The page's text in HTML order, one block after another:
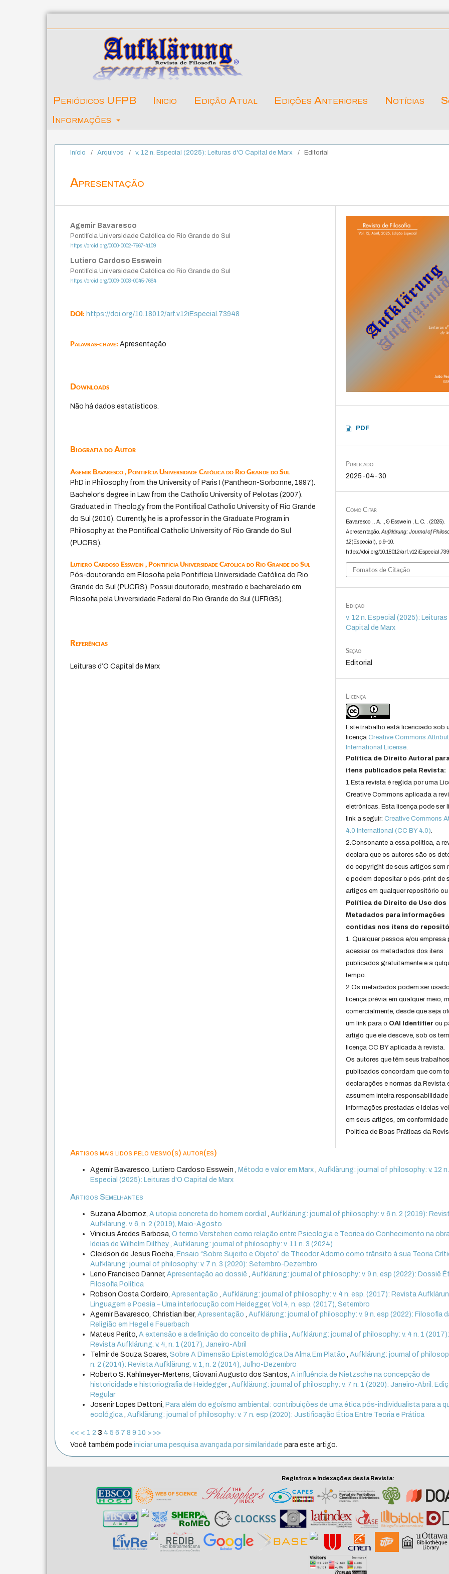
Periódicos UFPB Inicio Edição Atual Edições Anteriores Notícias
Informações
Início / Arquivos / v. 12 n. Especial (2025): Leituras d'O Capital de Marx / Editorial
Apresentação
Agemir Bavaresco
Pontifícia Universidade Católica do Rio Grande do Sul
https://orcid.org/0000-0002-7967-4109
Lutiero Cardoso Esswein
Pontifícia Universidade Católica do Rio Grande do Sul
https://orcid.org/0009-0008-0045-7664
DOI:https://doi.org/10.18012/arf.v12iEspecial.73948
Palavras-chave:Apresentação
Downloads
Não há dados estatísticos.
Biografia do Autor
Agemir Bavaresco ,Pontifícia Universidade Católica do Rio Grande do Sul
PhD in Philosophy from the University of Paris I (Pantheon-Sorbonne, 1997).
Bachelor's degree in Law from the Catholic University of Pelotas (2007).
Graduated in Theology from the Pontifical Catholic University of Rio Grande
do Sul (2010). Currently, he is a professor in the Graduate Program in
Philosophy at the Pontifical Catholic University of Rio Grande do Sul
(PUCRS).
Lutiero Cardoso Esswein ,Pontifícia Universidade Católica do Rio Grande do Sul
Pós-doutorando em Filosofia pela Pontifícia Universidade Católica do Rio
Grande do Sul (PUCRS). Possui doutorado, mestrado e bacharelado em
Filosofia pela Universidade Federal do Rio Grande do Sul (UFRGS).
Referências
Leituras d’O Capital de Marx
PDF
Publicado
2025-04-30
Como Citar
Bavaresco , . A. ., & Esswein , L. C. . (2025).
Apresentação.Aufklärung: Journal of
12(Especial), p.9–10.
https://doi.org/10.18012/
Fomatos de Citação
Edição
v. 12 n. Especial (2025): Leituras
Capital de Marx
Seção
Editorial
Licença
Este trabalho está licenciado sob
licençaCreative Commons
International License.
Política de Direito Autoral
itens publicados pela Revista:
1.Esta revista é regida por uma
Creative Commons aplicada a
eletrônicas. Esta licença pode ser
link a seguir:Creative Commons
4.0 International (CC BY 4.0).
2.Consonante a essa politica, a
declara que os autores são os
do copyright de seus artigos sem
e podem depositar o pós-print de
artigos em qualquer repositório ou
Política de Direito de Uso dos
Metadados para informações
contidas nos itens do
1. Qualquer pessoa e/ou empresa
acessar os metadados dos itens
publicados gratuitamente e a
tempo.
2.Os metadados podem ser
licença prévia em qualquer meio,
comercialmente, desde que seja
um link para o OAI Identifier ou
artigo que ele desceve, sob os
licença CC BY aplicada à revista.
Os autores que têm seus trabalhos
publicados concordam que com
declarações e normas da Revista
assumem inteira responsabilidade
informações prestadas e ideias
em seus artigos, em
Política de Boas Práticas da
Artigos mais lidos pelo mesmo(s) autor(es)
Agemir Bavaresco, Lutiero Cardoso Esswein , Método e valor em Marx,Aufklärung: journal of philosophy: v. 12 n.
Especial (2025): Leituras d'O Capital de Marx
Artigos Semelhantes
Suzana Albornoz,A utopia concreta do homem cordial,Aufklärung: journal of philosophy: v. 6 n. 2 (2019):
Aufklärung. v. 6, n. 2 (2019), Maio-Agosto
Vinicius Aredes Barbosa,O termo Verstehen como relação entre Psicologia e Teorica do Conhecimento na
Ideias de Wilhelm Dilthey,Aufklärung: journal of philosophy: v. 11 n. 3 (2024)
Cleidson de Jesus Rocha, Ensaio “Sobre Sujeito e Objeto” de Theodor Adorno como trânsito à sua Teoria
Aufklärung: journal of philosophy: v. 7 n. 3 (2020): Setembro-Dezembro
Leno Francisco Danner,Apresentação ao dossiê,Aufklärung: journal of philosophy: v. 9 n. esp (2022): Dossiê
Filosofia Política
Robson Costa Cordeiro,Apresentação,Aufklärung: journal of philosophy: v. 4 n. esp. (2017): Revista
Linguagem e Poesia – Uma interlocução com Heidegger, Vol.4, n. esp. (2017), Setembro
Agemir Bavaresco, Christian Iber,Apresentação,Aufklärung: journal of philosophy: v. 9 n. esp (2022): Filosofia
Religião em Hegel e Feuerbach
Mateus Perito,A extensão e a definição do conceito de philia,Aufklärung: journal of philosophy: v. 4 n. 1 (2017):
Revista Aufklärung. v. 4, n. 1 (2017), Janeiro-Abril
Telmir de Souza Soares,Sobre A Dimensão Epistemológica Da Alma Em Platão,Aufklärung: journal of
n. 2 (2014): Revista Aufklärung. v. 1, n. 2 (2014), Julho-Dezembro
Roberto S. Kahlmeyer-Mertens, Giovani Augusto dos Santos,A influência de Nietzsche na concepção de
historicidade e historiografia de Heidegger,Aufklärung: journal of philosophy: v. 7 n. 1 (2020): Janeiro-Abril.
Regular
Josenir Lopes Dettoni, Para além do egoísmo ambiental: contribuições de uma ética pós-individualista para a
ecológica,Aufklärung: journal of philosophy: v. 7 n. esp (2020): Justificação Ética Entre Teoria e Prática
<< < 1 2 3 4 5 6 7 8 9 10 > >>
Você também podeiniciar uma pesquisa avançada por similaridade para este artigo.
Registros e Indexações desta Revista: